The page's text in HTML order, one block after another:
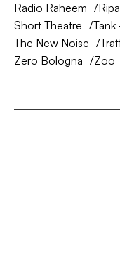
Radio Raheem
Short Theatre
The New Noise
Zero Bologna
Zoo